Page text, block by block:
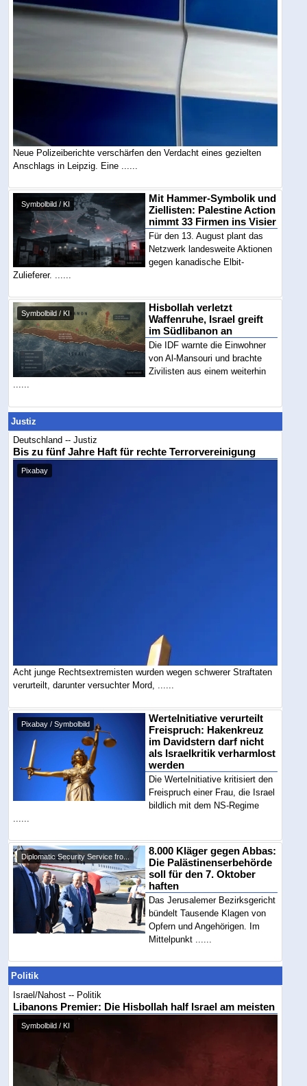
Neue Polizeiberichte verschärfen den Verdacht eines gezielten
Anschlags in Leipzig. Eine ......
Symbolbild / KI
Mit Hammer-Symbolik und
Ziellisten: Palestine Action
nimmt 33 Firmen ins Visier
Für den 13. August plant das
Netzwerk landesweite Aktionen
gegen kanadische Elbit-
Zulieferer. ......
Symbolbild / KI
Hisbollah verletzt
Waffenruhe, Israel greift
im Südlibanon an
Die IDF warnte die Einwohner
von Al-Mansouri und brachte
Zivilisten aus einem weiterhin
......
Justiz
Deutschland -- Justiz
Bis zu fünf Jahre Haft für rechte Terrorvereinigung
Pixabay
Acht junge Rechtsextremisten wurden wegen schwerer Straftaten
verurteilt, darunter versuchter Mord, ......
Pixabay / Symbolbild
WerteInitiative verurteilt
Freispruch: Hakenkreuz
im Davidstern darf nicht
als Israelkritik verharmlost
werden
Die WerteInitiative kritisiert den
Freispruch einer Frau, die Israel
bildlich mit dem NS-Regime
Diplomatic Security Service fro...
8.000 Kläger gegen Abbas:
Die Palästinenserbehörde
soll für den 7. Oktober
haften
Das Jerusalemer Bezirksgericht
bündelt Tausende Klagen von
Opfern und Angehörigen. Im
Mittelpunkt ......
Politik
Israel/Nahost -- Politik
Libanons Premier: Die Hisbollah half Israel am meisten
Symbolbild / KI